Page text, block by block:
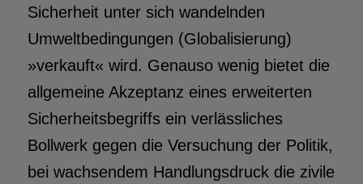
Sicherheit unter sich wandelnden
Umweltbedingungen (Globalisierung)
»verkauft« wird. Genauso wenig bietet die
allgemeine Akzeptanz eines erweiterten
Sicherheitsbegriffs ein verlässliches
Bollwerk gegen die Versuchung der Politik,
bei wachsendem Handlungsdruck die zivile